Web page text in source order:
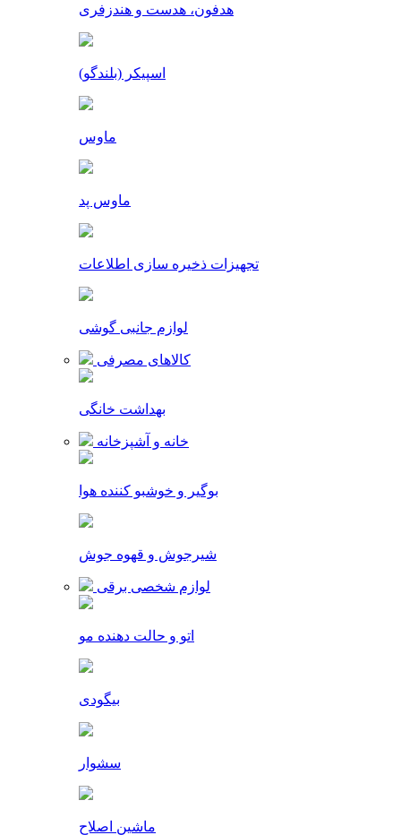
هدفون، هدست و هندزفری
اسپیکر (بلندگو)
ماوس
ماوس پد
تجهیزات ذخیره سازی اطلاعات
لوازم جانبی گوشی
کالاهای مصرفی
بهداشت خانگی
خانه و آشپزخانه
بوگیر و خوشبو کننده هوا
شیرجوش و قهوه جوش
لوازم شخصی برقی
اتو و حالت دهنده مو
بیگودی
سشوار
ماشین اصلاح